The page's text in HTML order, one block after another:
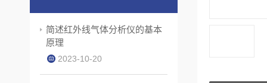
简述红外线气体分析仪的基本
原理
2023-10-20